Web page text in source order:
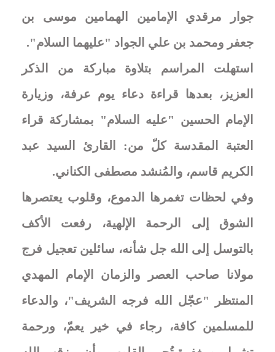
جوار مرقدي الإمامين الهمامين موسى بن
جعفر ومحمد بن علي الجواد "عليهما السلام".
استهلت المراسم بتلاوة مباركة من الذكر
العزيز، بعدها قراءة دعاء يوم عرفة، وزيارة
الإمام الحسين "عليه السلام" بمشاركة قراء
العتبة المقدسة كلّ من: القارئ السيد عبد
الكريم قاسم، والمُنشد مصطفى الكناني.
وفي لحظات تغمرها الدموع، وقلوب يعتصرها
الشوق إلى الرحمة الإلهية، رفعت الأكف
بالتوسل إلى الله جل شأنه، سائلين تعجيل فرج
مولانا صاحب العصر والزمان الإمام المهدي
المنتظر "عجّل الله فرجه الشريف"، والدعاء
للمسلمين كافة، رجاء في خير يعمّ، ورحمة